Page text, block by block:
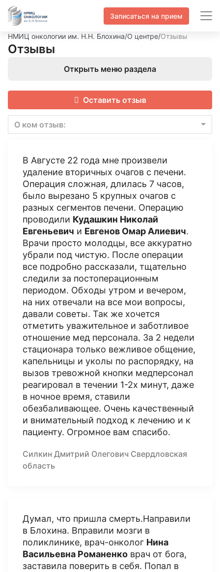
Записаться на прием
НМИЦ онкологии им. Н.Н. Блохина/О центре/Отзывы
Отзывы
Открыть меню раздела
Оставить отзыв
О ком отзыв:
В Августе 22 года мне произвели
удаление вторичных очагов с печени.
Операция сложная, длилась 7 часов,
было вырезано 5 крупных очагов с
разных сегментов печени. Операцию
проводили Кудашкин Николай
Евгеньевич и Евгенов Омар Алиевич.
Врачи просто молодцы, все аккуратно
убрали под чистую. После операции
все подробно рассказали, тщательно
следили за постоперационным
периодом. Обходы утром и вечером,
на них отвечали на все мои вопросы,
давали советы. Так же хочется
отметить уважительное и заботливое
отношение мед персонала. За 2 недели
стационара только вежливое общение,
капельницы и уколы по распорядку, на
вызов тревожной кнопки медперсонал
реагировал в течении 1-2х минут, даже
в ночное время, ставили
обезбаливающее. Очень качественный
и внимательный подход к лечению и к
пациенту. Огромное вам спасибо.
Силкин Дмитрий Олегович Свердловская
область
Думал, что пришла смерть.Направили
в Блохина. Вправили мозги в
поликлинике, врач-онколог Нина
Васильевна Романенко врач от бога,
заставила поверить в себя. Попал в